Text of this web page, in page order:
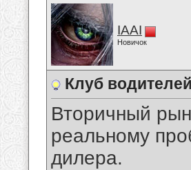
IAAI
Новичок
Клуб
Вторичный
реальному
дилера.